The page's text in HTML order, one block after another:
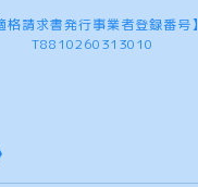
格請求書発行事業者登録番号】
T8810260313010